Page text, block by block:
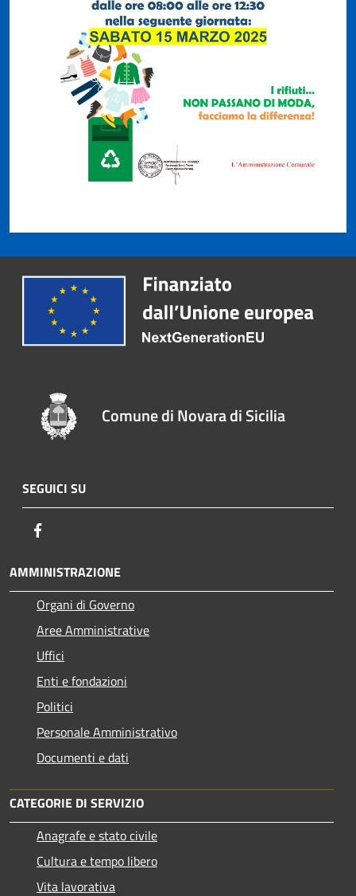
Comune di Novara di Sicilia
SEGUICI SU
AMMINISTRAZIONE
Organi di Governo
Aree Amministrative
Uffici
Enti e fondazioni
Politici
Personale Amministrativo
Documenti e dati
CATEGORIE DI SERVIZIO
Anagrafe e stato civile
Cultura e tempo libero
Vita lavorativa